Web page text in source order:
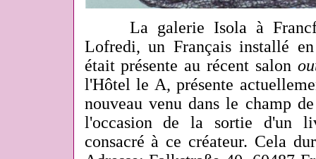
La galerie Isola à
Lofredi, un Français installé
était présente au récent salon
l'Hôtel le A, présente
nouveau venu dans le champ
l'occasion de la sortie d'un
consacré à ce créateur. Cela